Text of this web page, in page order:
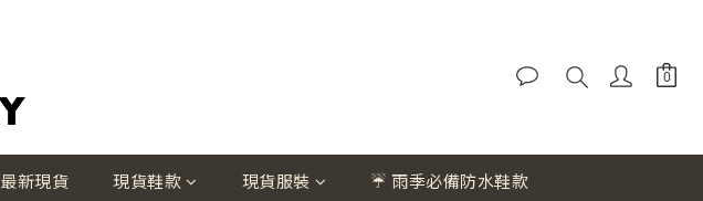
最新現貨 現貨鞋款 現貨服裝 ☔ 雨季必備防水鞋款